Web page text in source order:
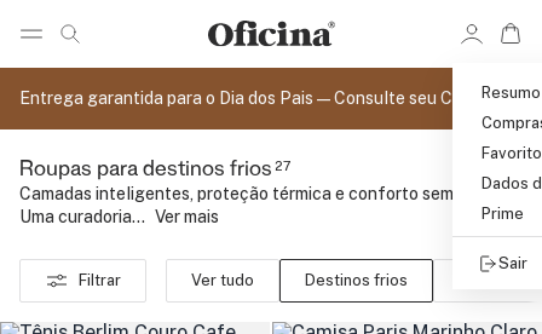
Ir para pagina de pesquisa
Resumo
Dados
Prime
Sair
Ir
Entrega garantida para o Dia dos Pais — Consulte seu CEP
Roupas para destinos frios 27
Camadas inteligentes, proteção térmica e conforto sem volume.
Uma curadoria... Ver mais
Filtrar Ver tudo Destinos frios